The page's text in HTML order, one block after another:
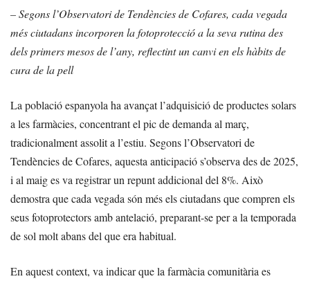
– Segons l’Observatori de Tendències de Cofares, cada vegada
més ciutadans incorporen la fotoprotecció a la seva rutina des
dels primers mesos de l’any, reflectint un canvi en els hàbits de
cura de la pell
La població espanyola ha avançat l’adquisició de productes solars
a les farmàcies, concentrant el pic de demanda al març,
tradicionalment assolit a l’estiu. Segons l’Observatori de
Tendències de Cofares, aquesta anticipació s’observa des de 2025,
i al maig es va registrar un repunt addicional del 8%. Això
demostra que cada vegada són més els ciutadans que compren els
seus fotoprotectors amb antelació, preparant-se per a la temporada
de sol molt abans del que era habitual.
En aquest context, va indicar que la farmàcia comunitària es